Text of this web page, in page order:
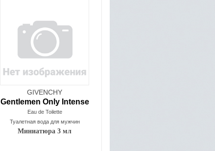
GIVENCHY
Gentlemen Only Intense
Eau de Toilette
Туалетная вода для мужчин
Миниатюра 3 мл